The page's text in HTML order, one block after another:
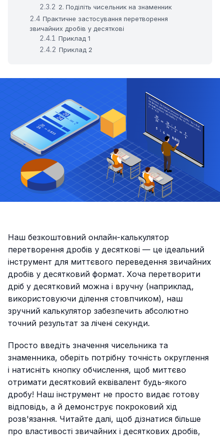
2. Поділіть чисельник на знаменник
Практичне застосування перетворення
звичайних дробів у десяткові
Приклад 1
Приклад 2
Наш безкоштовний онлайн-калькулятор
перетворення дробів у десяткові — це ідеальний
інструмент для миттєвого переведення звичайних
дробів у десятковий формат. Хоча перетворити
дріб у десятковий можна і вручну (наприклад,
використовуючи ділення стовпчиком), наш
зручний калькулятор забезпечить абсолютно
точний результат за лічені секунди.
Просто введіть значення чисельника та
знаменника, оберіть потрібну точність округлення
і натисніть кнопку обчислення, щоб миттєво
отримати десятковий еквівалент будь-якого
дробу! Наш інструмент не просто видає готову
відповідь, а й демонструє покроковий хід
розв'язання. Читайте далі, щоб дізнатися більше
про властивості звичайних і десяткових дробів,